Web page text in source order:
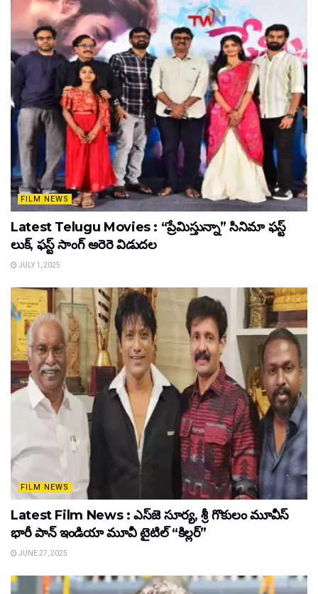
FILM NEWS
Latest Telugu Movies : “ప్రేమిస్తున్నా” సినిమా ఫస్ట్
లుక్, ఫస్ట్ సాంగ్ అరెరె విడుదల
JULY 1, 2025
FILM NEWS
Latest Film News : ఎస్‌జె సూర్య, శ్రీ గొకులం మూవీస్‌
భారీ పాన్‌ ఇండియా మూవీ టైటిల్ “కిల్లర్”
JUNE 27, 2025